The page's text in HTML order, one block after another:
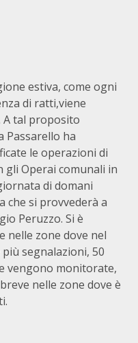
estiva, come ogni
di ratti,viene
A tal proposito
Passarello ha
le operazioni di
Operai comunali in
di domani
che si provvederà a
Peruzzo. Si è
nelle zone dove nel
segnalazioni, 50
vengono monitorate,
nelle zone dove è